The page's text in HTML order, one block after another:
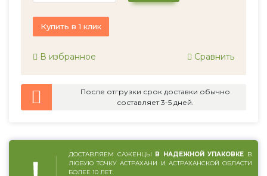
Купить в 1 клик
В избранное Сравнить
После отгрузки срок доставки обычно
составляет 3-5 дней.
ДОСТАВЛЯЕМ САЖЕНЦЫ В НАДЕЖНОЙ УПАКОВКЕ В
ЛЮБУЮ ТОЧКУ АСТРАХАНИ И АСТРАХАНСКОЙ ОБЛАСТИ
БОЛЕЕ 10 ЛЕТ.